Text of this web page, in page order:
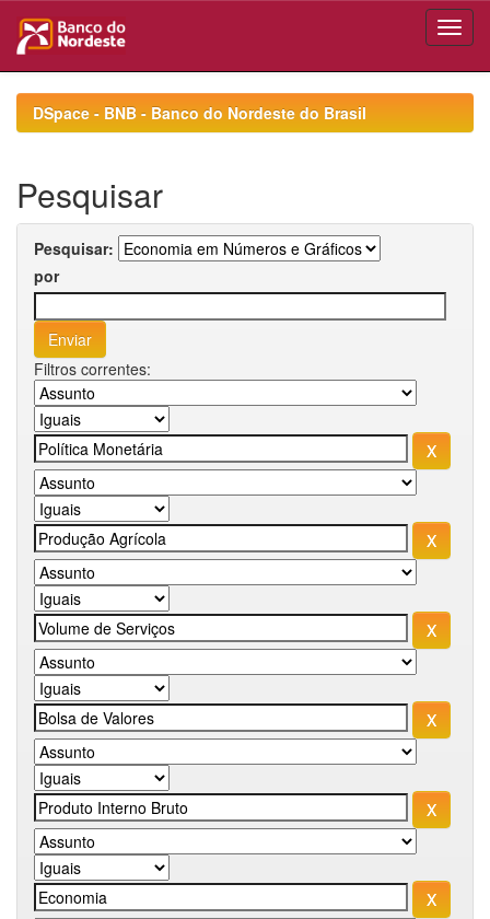
navigationDSpace - BNB - Banco do Nordeste do Brasil
Pesquisar
Pesquisar:
por
Filtros correntes: